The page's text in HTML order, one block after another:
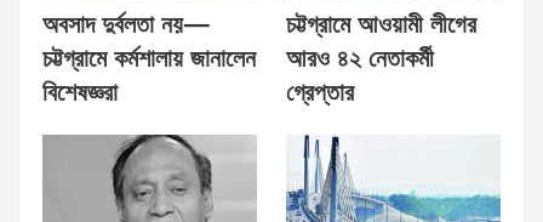
অবসাদ দুর্বলতা নয়—
চট্টগ্রামে কর্মশালায় জানালেন
বিশেষজ্ঞরা
চট্টগ্রামে আওয়ামী লীগের
আরও ৪২ নেতাকর্মী
গ্রেপ্তার